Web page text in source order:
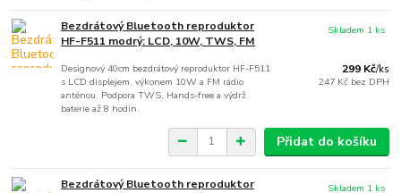
Bezdrátový Bluetooth reproduktor
HF-F511 modrý: LCD, 10W, TWS, FM
Designový 40cm bezdrátový reproduktor HF-F511
s LCD displejem, výkonem 10W a FM rádio
anténou. Podpora TWS, Hands-free a výdrž
baterie až 8 hodin.
299 Kč/ks
247 Kč bez DPH
Skladem 1 ks
Přidat do košíku
Bezdrátový Bluetooth reproduktor
Skladem 1 ks